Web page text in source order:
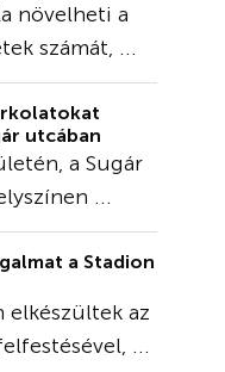
növelheti a
számát, ...
utcában
a Sugár
...
a Stadion
elkészültek az
...